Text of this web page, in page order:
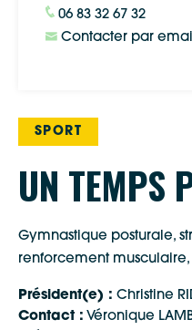
06 83 32 67 32
Contacter par
SPORT
UN TEMPS
Gymnastique posturale,
renforcement
Président(e) : Christine
Contact : Véronique